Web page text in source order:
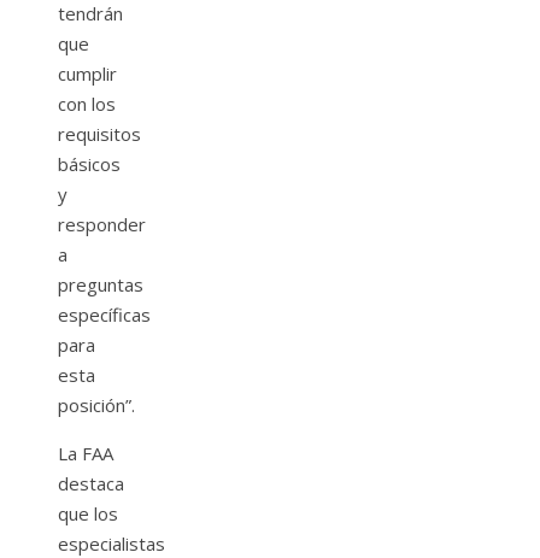
tendrán
que
cumplir
con los
requisitos
básicos
y
responder
a
preguntas
específicas
para
esta
posición”.
La FAA
destaca
que los
especialistas